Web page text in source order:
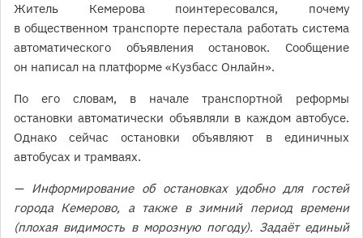
Житель Кемерова поинтересовался, почему
в общественном транспорте перестала работать система
автоматического объявления остановок. Сообщение
он написал на платформе «Кузбасс Онлайн».
По его словам, в начале транспортной реформы
остановки автоматически объявляли в каждом автобусе.
Однако сейчас остановки объявляют в единичных
автобусах и трамваях.
— Информирование об остановках удобно для гостей
города Кемерово, а также в зимний период времени
(плохая видимость в морозную погоду). Задаёт единый